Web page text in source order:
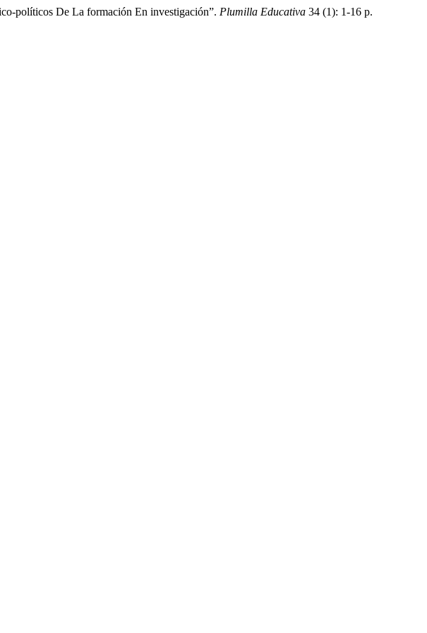
políticos De La formación En investigación”. Plumilla Educativa 34 (1): 1-16 p.